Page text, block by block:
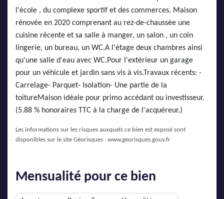
l'école , du complexe sportif et des commerces. Maison
rénovée en 2020 comprenant au rez-de-chaussée une
cuisine récente et sa salle à manger, un salon , un coin
lingerie, un bureau, un WC.A l'étage deux chambres ainsi
qu'une salle d'eau avec WC.Pour l'extérieur un garage
pour un véhicule et jardin sans vis à vis.Travaux récents: -
Carrelage- Parquet- Isolation- Une partie de la
toitureMaison idéale pour primo accédant ou investisseur.
(5.88 % honoraires TTC à la charge de l'acquéreur.)
Les informations sur les risques auxquels ce bien est exposé sont
disponibles sur le site Géorisques : www.georisques.gouv.fr
Mensualité pour ce bien